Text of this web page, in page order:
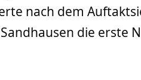
nach dem
die erste